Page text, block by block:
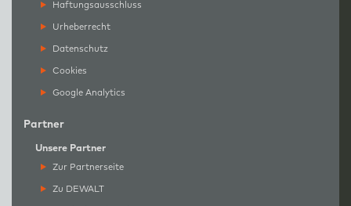
Haftungsausschluss
Urheberrecht
Datenschutz
Cookies
Google Analytics
Partner
Unsere Partner
Zur Partnerseite
Zu DEWALT